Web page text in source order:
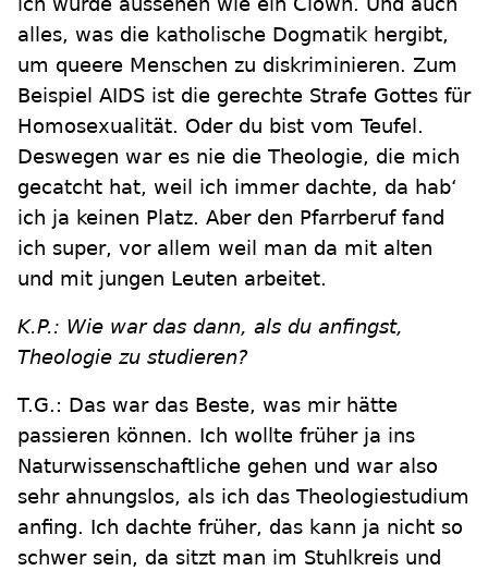
alles, was die katholische Dogmatik hergibt,
um queere Menschen zu diskriminieren. Zum
Beispiel AIDS ist die gerechte Strafe Gottes für
Homosexualität. Oder du bist vom Teufel.
Deswegen war es nie die Theologie, die mich
gecatcht hat, weil ich immer dachte, da hab‘
ich ja keinen Platz. Aber den Pfarrberuf fand
ich super, vor allem weil man da mit alten
und mit jungen Leuten arbeitet.
K.P.: Wie war das dann, als du anfingst,
Theologie zu studieren?
T.G.: Das war das Beste, was mir hätte
passieren können. Ich wollte früher ja ins
Naturwissenschaftliche gehen und war also
sehr ahnungslos, als ich das Theologiestudium
anfing. Ich dachte früher, das kann ja nicht so
schwer sein, da sitzt man im Stuhlkreis und